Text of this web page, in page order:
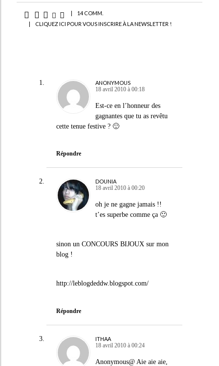
|
14 COMM.
|
CLIQUEZ ICI POUR VOUS INSCRIRE À LA NEWSLETTER !
ANONYMOUS
18 avril 2010 à 00:18
Est-ce en l’honneur des
gagnantes que tu as revêtu
cette tenue festive ? 🙂
Répondre
DOUNIA
18 avril 2010 à 00:20
oh je ne gagne jamais !!
t’es superbe comme ça 🙂
sinon un CONCOURS BIJOUX sur mon
blog !
http://leblogdeddw.blogspot.com/
Répondre
ITHAA
18 avril 2010 à 00:24
Anonymous@ Aie aie aie,